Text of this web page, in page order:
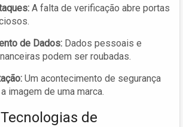
A falta de verificação abre portas
de Dados: Dados pessoais e
podem ser roubadas.
Um acontecimento de segurança
imagem de uma marca.
de